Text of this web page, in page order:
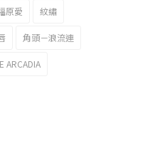
原愛 紋繡
角頭－浪流連
ARCADIA